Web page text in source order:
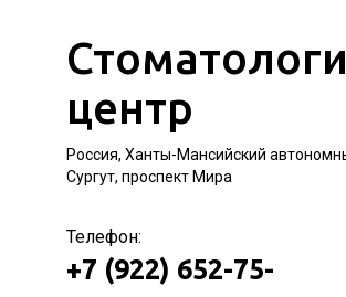
центр
Россия, Ханты-Мансийский
Сургут, проспект Мира
Телефон:
+7 (922) 652-75-